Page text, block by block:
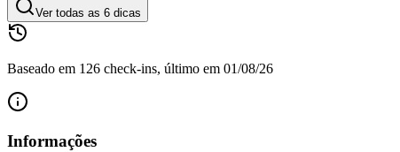
Ver todas as 6 dicas
Baseado em 126 check-ins, último em 01/08/26
Informações